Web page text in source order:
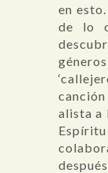
en
de lo
alista a